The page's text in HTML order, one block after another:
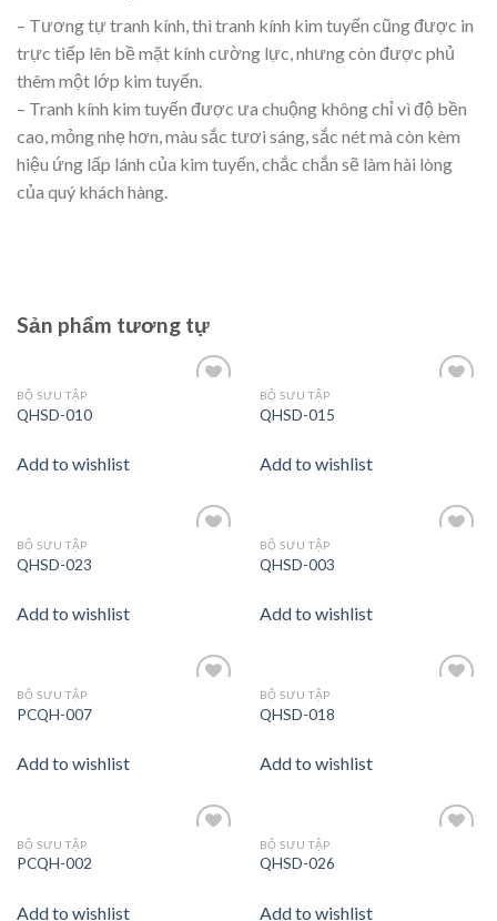
– Tương tự tranh kính, thì tranh kính kim tuyến cũng được in
trực tiếp lên bề mặt kính cường lực, nhưng còn được phủ
thêm một lớp kim tuyến.
– Tranh kính kim tuyến được ưa chuộng không chỉ vì độ bền
cao, mỏng nhẹ hơn, màu sắc tươi sáng, sắc nét mà còn kèm
hiệu ứng lấp lánh của kim tuyến, chắc chắn sẽ làm hài lòng
của quý khách hàng.
Sản phẩm tương tự
BỘ SƯU TẬP
QHSD-010
Add to wishlist
BỘ SƯU TẬP
QHSD-015
Add to wishlist
BỘ SƯU TẬP
QHSD-023
Add to wishlist
BỘ SƯU TẬP
QHSD-003
Add to wishlist
BỘ SƯU TẬP
PCQH-007
Add to wishlist
BỘ SƯU TẬP
QHSD-018
Add to wishlist
BỘ SƯU TẬP
PCQH-002
Add to wishlist
BỘ SƯU TẬP
QHSD-026
Add to wishlist